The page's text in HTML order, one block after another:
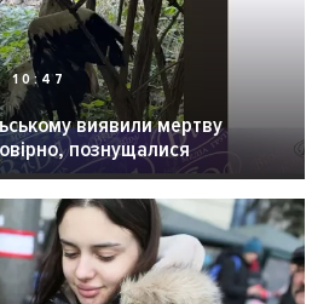
10:47
виявили мертву
познущалися